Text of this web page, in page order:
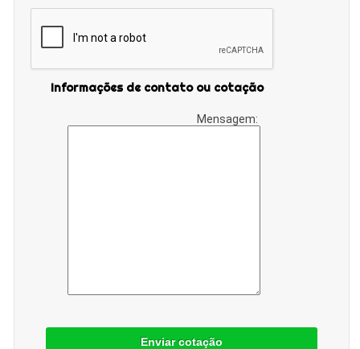
Informações de contato ou cotação
Mensagem:
Enviar cotação